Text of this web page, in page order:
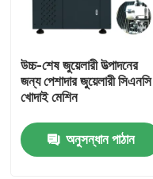
ভিআর শো
আমাদের সম্পর্কে
মান নিয়ন্ত্রণ
উচ্চ-শেষ জুয়েলারী উত্পাদনের
জন্য পেশাদার জুয়েলারী সিএনসি
খোদাই মেশিন
অনুসন্ধান পাঠান